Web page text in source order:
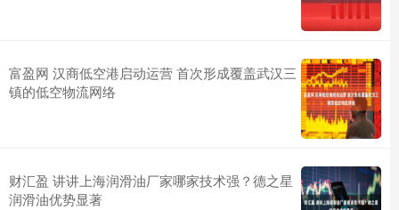
富盈网 汉商低空港启动运营 首次形成覆盖武汉三
镇的低空物流网络
财汇盈 讲讲上海润滑油厂家哪家技术强？德之星
润滑油优势显著